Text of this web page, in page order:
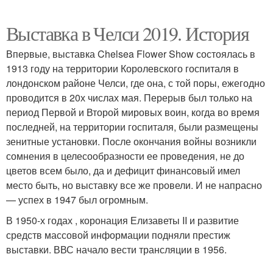
Выставка в Челси 2019. История
Впервые, выставка Chelsea Flower Show состоялась в
1913 году на территории Королевского госпиталя в
лондонском районе Челси, где она, с той поры, ежегодно
проводится в 20х числах мая. Перерыв был только на
период Первой и Второй мировых воин, когда во время
последней, на территории госпиталя, были размещены
зенитные установки. После окончания войны возникли
сомнения в целесообразности ее проведения, не до
цветов всем было, да и дефицит финансовый имел
место быть, но выставку все же провели. И не напрасно
— успех в 1947 был огромным.
В 1950-х годах , коронация Елизаветы II и развитие
средств массовой информации подняли престиж
выставки. ВВС начало вести трансляции в 1956.